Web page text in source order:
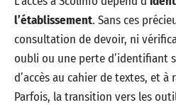
l’établissement. Sans ces
consultation de devoir, ni
oubli ou une perte d’identifiant
d’accès au cahier de textes, et à
Parfois, la transition vers les